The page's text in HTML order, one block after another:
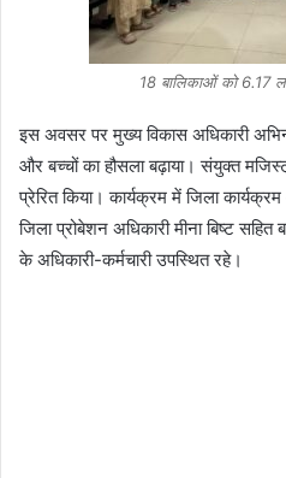
18 बालिकाओं को 6.17
इस अवसर पर मुख्य विकास अधिकारी
और बच्चों का हौसला बढ़ाया। संयुक्त
प्रेरित किया। कार्यक्रम में जिला
जिला प्रोबेशन अधिकारी मीना बिष्ट सहित
के अधिकारी-कर्मचारी उपस्थित रहे।